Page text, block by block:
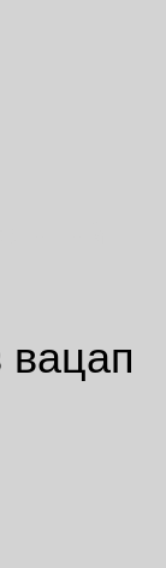
вацап